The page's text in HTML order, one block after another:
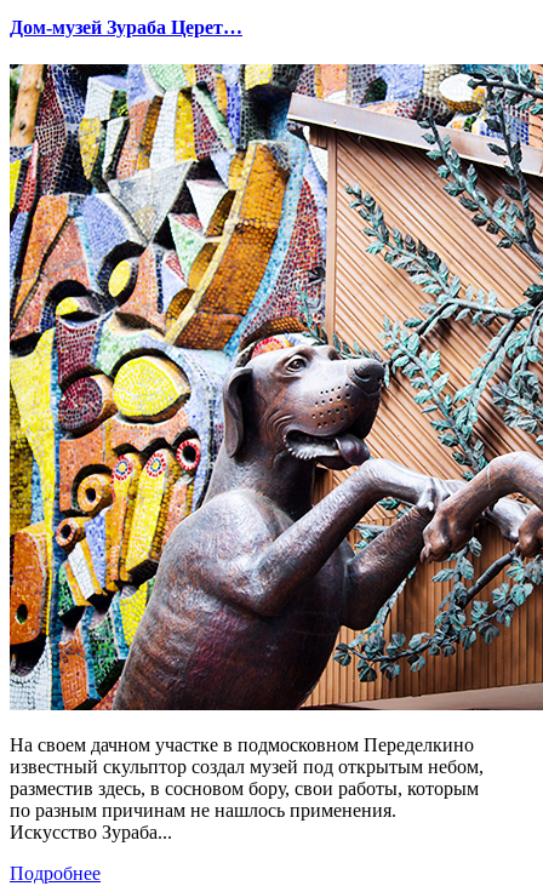
Дом-музей Зураба Церет…
На своем дачном участке в подмосковном Переделкино
известный скульптор создал музей под открытым небом,
разместив здесь, в сосновом бору, свои работы, которым
по разным причинам не нашлось применения.
Искусство Зураба...
Подробнее